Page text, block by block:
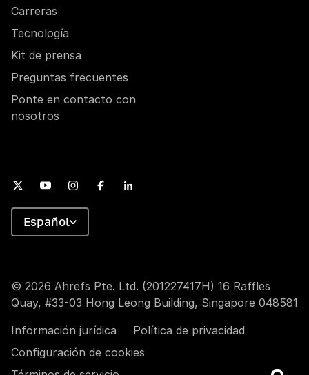
Carreras
Tecnología
Kit de prensa
Preguntas frecuentes
Ponte en contacto con
nosotros
© 2026 Ahrefs Pte. Ltd. (201227417H) 16 Raffles
Quay, #33-03 Hong Leong Building, Singapore 048581
Información jurídica
Política de privacidad
Configuración de cookies
Español